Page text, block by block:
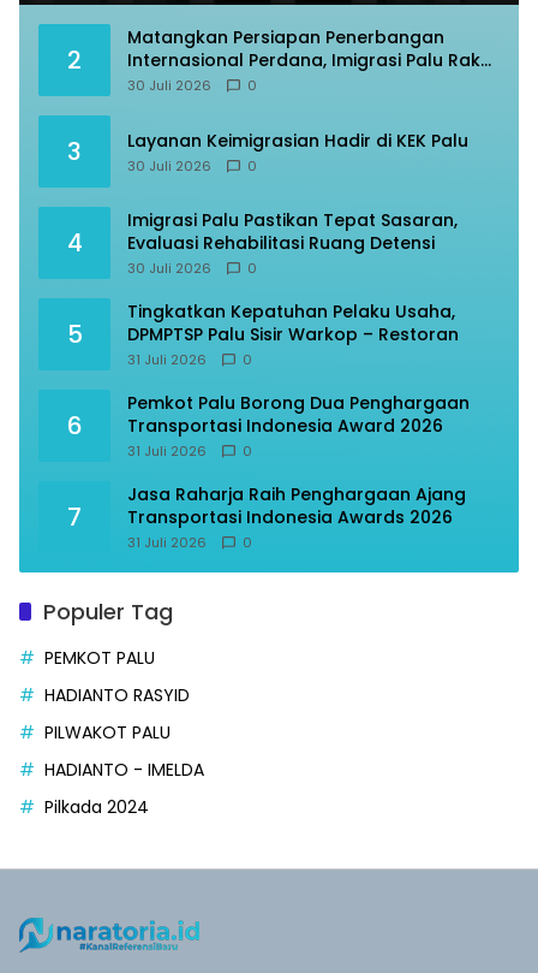
2
Matangkan Persiapan Penerbangan
Internasional Perdana, Imigrasi Palu Rakor
dengan Gubernur Sulteng
30 Juli 2026 0
3 Layanan Keimigrasian Hadir di KEK Palu
30 Juli 2026 0
4
Imigrasi Palu Pastikan Tepat Sasaran,
Evaluasi Rehabilitasi Ruang Detensi
30 Juli 2026 0
5
Tingkatkan Kepatuhan Pelaku Usaha,
DPMPTSP Palu Sisir Warkop – Restoran
31 Juli 2026 0
6
Pemkot Palu Borong Dua Penghargaan
Transportasi Indonesia Award 2026
31 Juli 2026 0
7
Jasa Raharja Raih Penghargaan Ajang
Transportasi Indonesia Awards 2026
31 Juli 2026 0
Populer Tag
PEMKOT PALU
HADIANTO RASYID
PILWAKOT PALU
HADIANTO - IMELDA
Pilkada 2024